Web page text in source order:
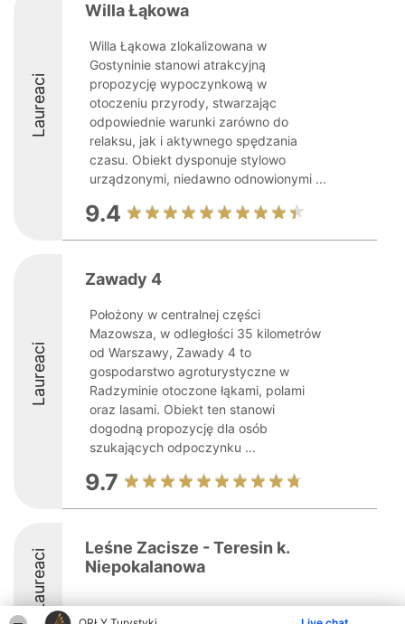
Laureaci
Willa Łąkowa
Willa Łąkowa zlokalizowana w
Gostyninie stanowi atrakcyjną
propozycję wypoczynkową w
otoczeniu przyrody, stwarzając
odpowiednie warunki zarówno do
relaksu, jak i aktywnego spędzania
czasu. Obiekt dysponuje stylowo
urządzonymi, niedawno odnowionymi ...
9.4
Laureaci
Zawady 4
Położony w centralnej części
Mazowsza, w odległości 35 kilometrów
od Warszawy, Zawady 4 to
gospodarstwo agroturystyczne w
Radzyminie otoczone łąkami, polami
oraz lasami. Obiekt ten stanowi
dogodną propozycję dla osób
szukających odpoczynku ...
9.7
Laureaci
Leśne Zacisze - Teresin k.
Niepokalanowa
8.5